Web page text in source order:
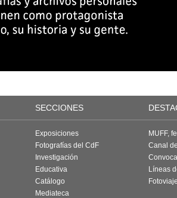
SECCIONES
Exposiciones
Fotografías del CdF
Investigación
Educativa
Catálogo
Mediateca
MUFF,
Canal
Líneas